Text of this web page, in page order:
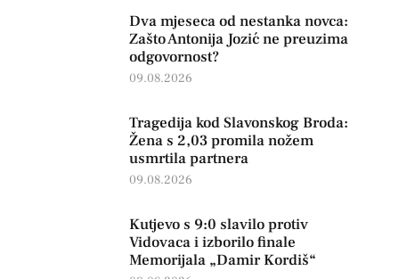
Dva mjeseca od nestanka novca:
Zašto Antonija Jozić ne preuzima
odgovornost?
09.08.2026
Tragedija kod Slavonskog Broda:
Žena s 2,03 promila nožem
usmrtila partnera
09.08.2026
Kutjevo s 9:0 slavilo protiv
Vidovaca i izborilo finale
Memorijala „Damir Kordiš“